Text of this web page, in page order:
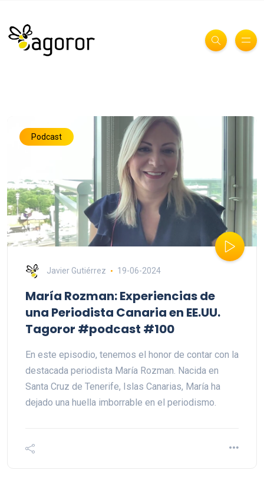
Podcast
Javier Gutiérrez 19-06-2024
María Rozman: Experiencias de
una Periodista Canaria en EE.UU.
Tagoror #podcast #100
En este episodio, tenemos el honor de contar con la
destacada periodista María Rozman. Nacida en
Santa Cruz de Tenerife, Islas Canarias, María ha
dejado una huella imborrable en el periodismo.